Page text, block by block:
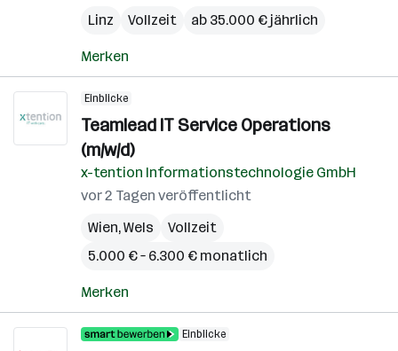
Linz
Vollzeit ab 35.000 € jährlich
Merken
Einblicke
Teamlead IT Service Operations
(m/w/d)
x-tention Informationstechnologie GmbH
vor 2 Tagen veröffentlicht
Wien,Wels
Vollzeit
5.000 € – 6.300 € monatlich
Merken
Einblicke